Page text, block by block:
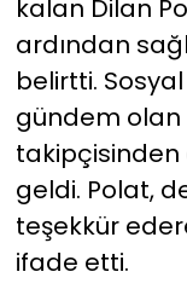
kalan Dilan
ardından
belirtti.
gündem
takipçisinden
geldi. Polat,
teşekkür
ifade etti.